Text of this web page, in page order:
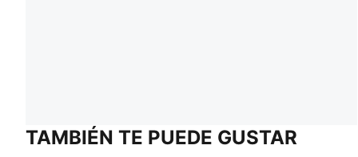
TAMBIÉN TE PUEDE GUSTAR